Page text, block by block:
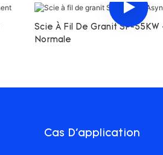
Scie À Fil De Granit SP-55KW
Normale
Cas D'application